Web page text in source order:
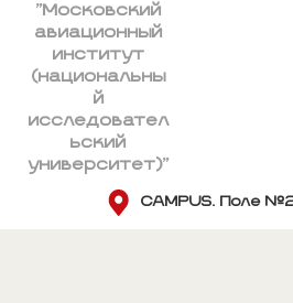
"Московский
авиационный
институт
(национальны
й
исследовател
ьский
университет)"
CAMPUS. Поле